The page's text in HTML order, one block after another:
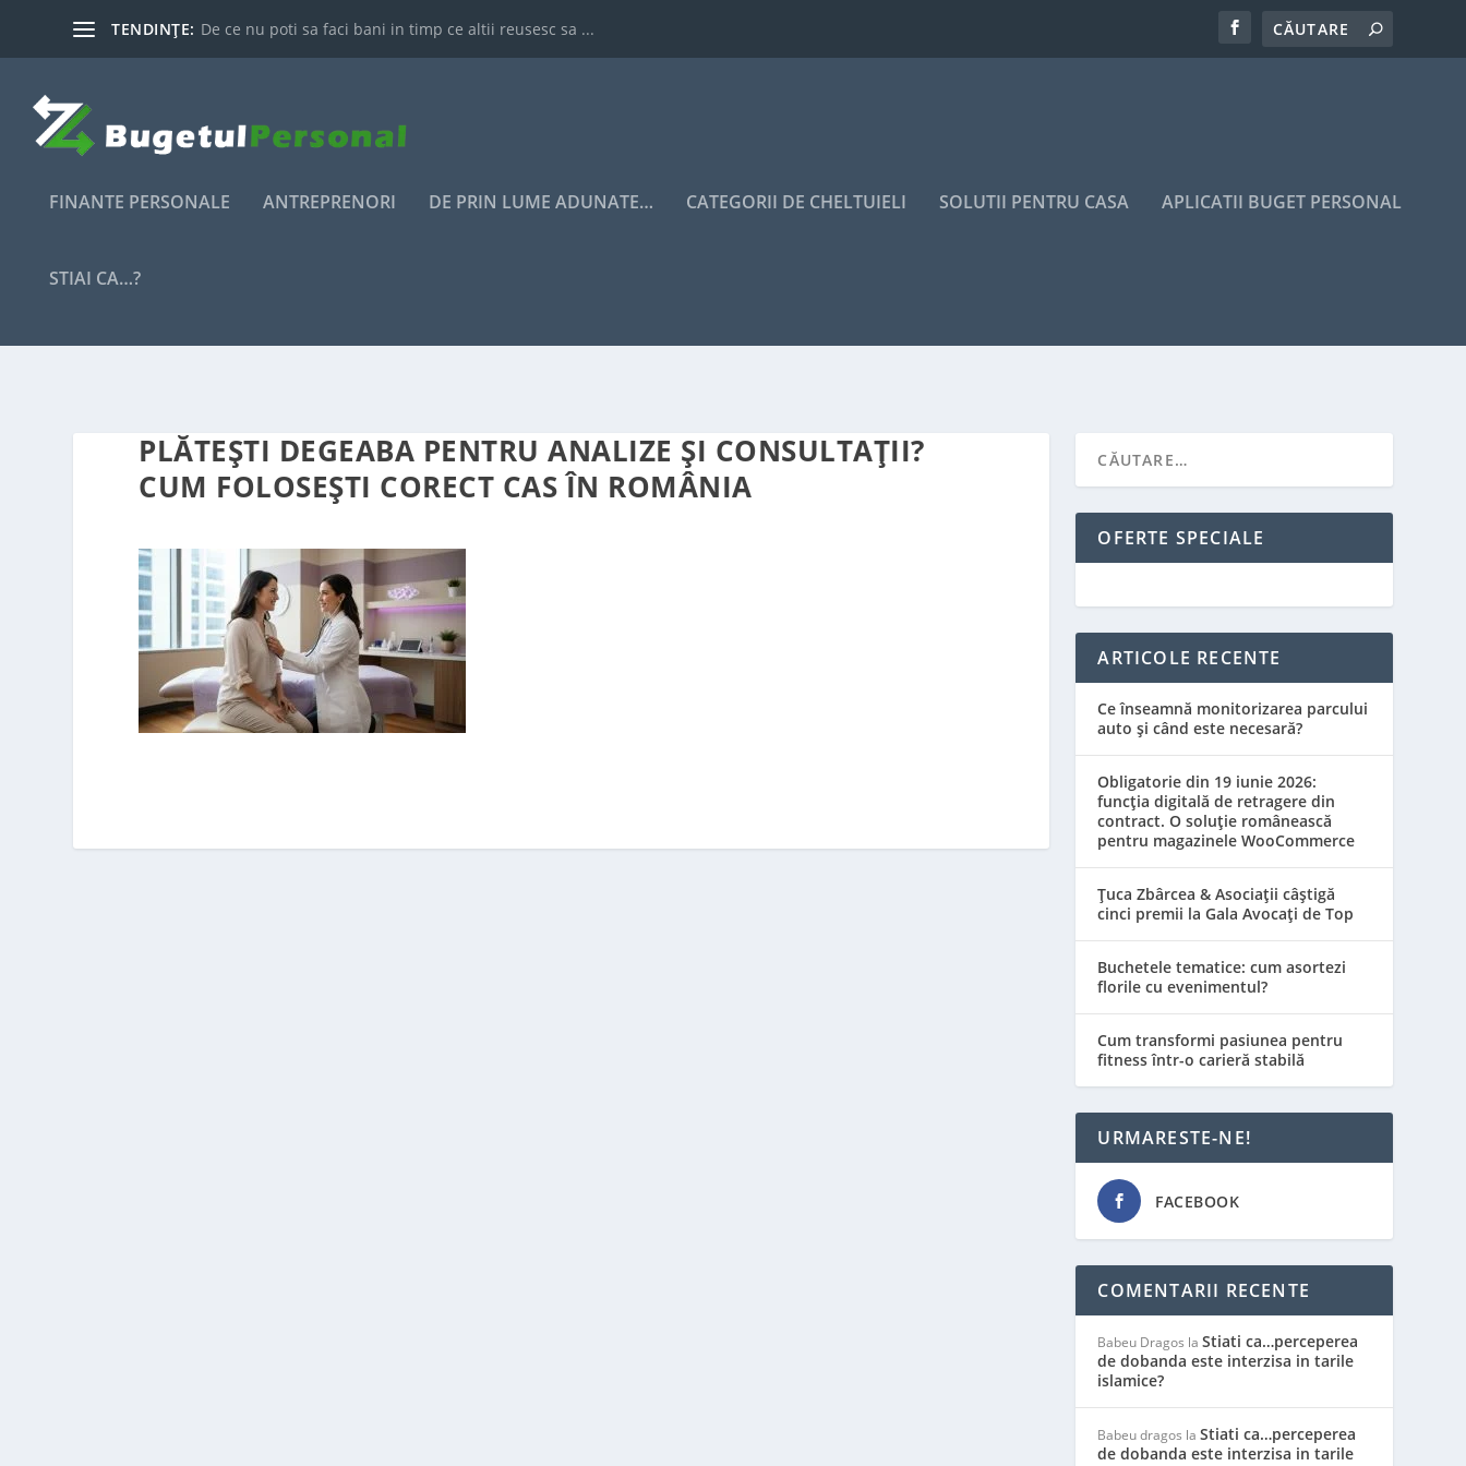
TENDINȚE: De ce nu poti sa faci bani in timp ce altii reusesc sa ...
FINANTE PERSONALE ANTREPRENORI DE PRIN LUME ADUNATE… CATEGORII DE CHELTUIELI SOLUTII PENTRU CASA APLICATII BUGET PERSONAL
STIAI CA…?
PLĂTEȘTI DEGEABA PENTRU ANALIZE ȘI CONSULTAȚII?
CUM FOLOSEȘTI CORECT CAS ÎN ROMÂNIA
OFERTE SPECIALE
ARTICOLE RECENTE
Ce înseamnă monitorizarea parcului
auto și când este necesară?
Obligatorie din 19 iunie 2026:
funcția digitală de retragere din
contract. O soluție românească
pentru magazinele WooCommerce
Țuca Zbârcea & Asociații câștigă
cinci premii la Gala Avocați de Top
Buchetele tematice: cum asortezi
florile cu evenimentul?
Cum transformi pasiunea pentru
fitness într-o carieră stabilă
URMARESTE-NE!
FACEBOOK
COMENTARII RECENTE
Babeu Dragos laStiati ca…perceperea
de dobanda este interzisa in tarile
islamice?
Babeu dragos laStiati ca…perceperea
de dobanda este interzisa in tarile